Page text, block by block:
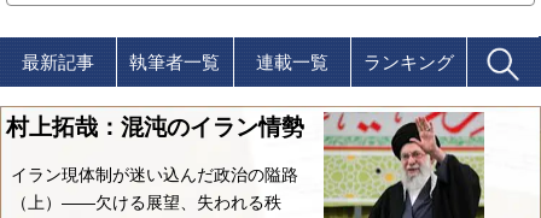
最新記事 執筆者一覧 連載一覧 ランキング
村上拓哉：混沌のイラン情勢
イラン現体制が迷い込んだ政治の隘路
（上）――欠ける展望、失われる秩